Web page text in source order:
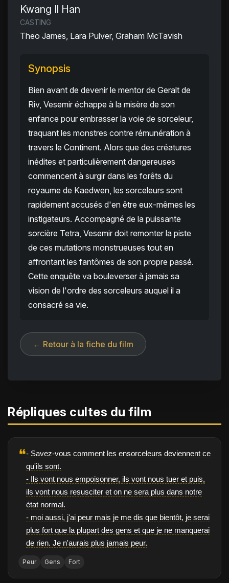
Kwang Il Han
CASTING
Theo James, Lara Pulver, Graham McTavish
Synopsis
Bien avant de devenir le mentor de Geralt de
Riv, Vesemir échappe à la misère de son
enfance pour embrasser la voie de sorceleur,
traquant les monstres contre rémunération à
travers le Continent. Alors que des créatures
inédites et particulièrement dangereuses
commencent à surgir dans les forêts du
royaume de Kaedwen, les sorceleurs sont
rapidement accusés d'en être eux-mêmes les
instigateurs. Accompagné de la puissante
sorcière Tetra, Vesemir doit remonter la piste
de ces mutations monstrueuses tout en
affrontant les fantômes de son propre passé.
Cette enquête va bouleverser à jamais sa
vision de l'ordre des sorceleurs auquel il a
consacré sa vie.
← Retour à la fiche du film
Répliques cultes du film
❝- Savez-vous comment les ensorceleurs deviennent ce
qu'ils sont.
- Ils vont nous empoisonner, ils vont nous tuer et puis,
ils vont nous resusciter et on ne sera plus dans notre
état normal.
- moi aussi, j'ai peur mais je me dis que bientôt, je serai
plus fort que la plupart des gens et que je ne manquerai
de rien. Je n'aurais plus jamais peur.
Peur Gens Fort